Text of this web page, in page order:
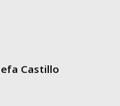
Castillo